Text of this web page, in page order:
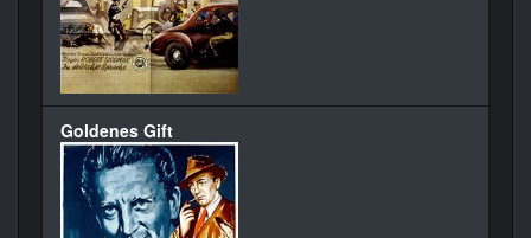
Goldenes Gift